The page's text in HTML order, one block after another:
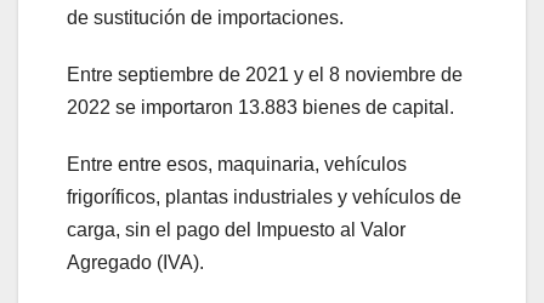
de sustitución de importaciones.
Entre septiembre de 2021 y el 8 noviembre de
2022 se importaron 13.883 bienes de capital.
Entre entre esos, maquinaria, vehículos
frigoríficos, plantas industriales y vehículos de
carga, sin el pago del Impuesto al Valor
Agregado (IVA).